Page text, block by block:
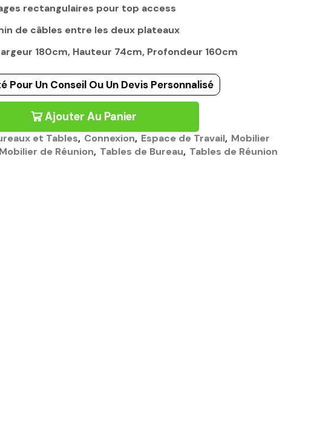
rectangulaires pour top access
de câbles entre les deux plateaux
180cm, Hauteur 74cm, Profondeur 160cm
Pour Un Conseil Ou Un Devis Personnalisé
Ajouter Au Panier
et Tables, Connexion, Espace de Travail, Mobilier
Mobilier de Réunion, Tables de Bureau, Tables de Réunion